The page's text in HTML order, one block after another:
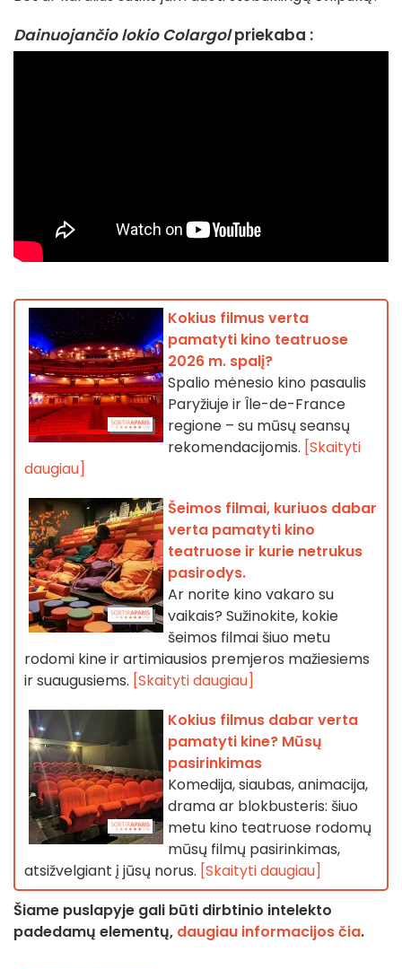
Dainuojančio lokio Colargolpriekaba :
Kokius filmus verta
pamatyti kino teatruose
2026 m. spalį?
Spalio mėnesio kino pasaulis
Paryžiuje ir Île-de-France
regione – su mūsų seansų
rekomendacijomis. [Skaityti
daugiau]
Šeimos filmai, kuriuos dabar
verta pamatyti kino
teatruose ir kurie netrukus
pasirodys.
Ar norite kino vakaro su
vaikais? Sužinokite, kokie
šeimos filmai šiuo metu
rodomi kine ir artimiausios premjeros mažiesiems
ir suaugusiems. [Skaityti daugiau]
Kokius filmus dabar verta
pamatyti kine? Mūsų
pasirinkimas
Komedija, siaubas, animacija,
drama ar blokbusteris: šiuo
metu kino teatruose rodomų
mūsų filmų pasirinkimas,
atsižvelgiant į jūsų norus. [Skaityti daugiau]
Šiame puslapyje gali būti dirbtinio intelekto
padedamų elementų, daugiau informacijos čia.